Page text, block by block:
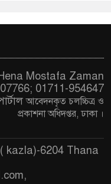
Mostafa Zaman
01711-954647
আবেদনকৃত চলচ্চিত্র ও
প্রকাশনা অধিদপ্তর, ঢাকা ।
kazla)-6204 Thana
,